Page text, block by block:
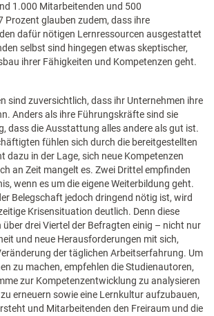
1.000 Mitarbeitenden und 500
Prozent glauben zudem, dass ihre
dafür nötigen Lernressourcen ausgestattet
selbst sind hingegen etwas skeptischer,
ihrer Fähigkeiten und Kompetenzen geht.
sind zuversichtlich, dass ihr Unternehmen ihre
Anders als ihre Führungskräfte sind sie
dass die Ausstattung alles andere als gut ist.
fühlen sich durch die bereitgestellten
dazu in der Lage, sich neue Kompetenzen
an Zeit mangelt es. Zwei Drittel empfinden
wenn es um die eigene Weiterbildung geht.
Belegschaft jedoch dringend nötig ist, wird
Krisensituation deutlich. Denn diese
drei Viertel der Befragten einig – nicht nur
und neue Herausforderungen mit sich,
der täglichen Arbeitserfahrung. Um
zu machen, empfehlen die Studienautoren,
zur Kompetenzentwicklung zu analysieren
erneuern sowie eine Lernkultur aufzubauen,
und Mitarbeitenden den Freiraum und die